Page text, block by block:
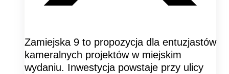
Zamiejska 9 to propozycja dla entuzjastów
kameralnych projektów w miejskim
wydaniu. Inwestycja powstaje przy ulicy